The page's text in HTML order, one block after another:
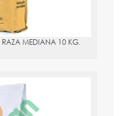
RAZA MEDIANA 10 KG.
MEDIANA 2 KG.